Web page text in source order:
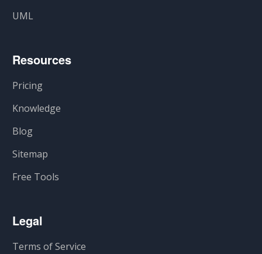
UML
Resources
Pricing
Knowledge
Blog
Sitemap
Free Tools
Legal
Terms of Service